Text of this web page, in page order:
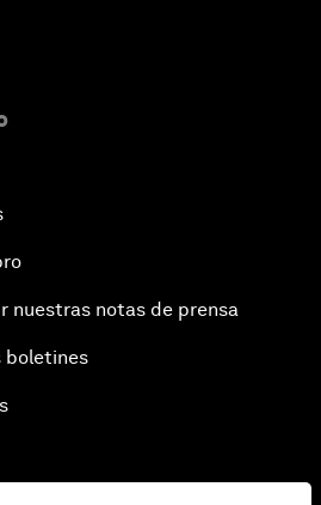
nuestras notas de prensa
boletines